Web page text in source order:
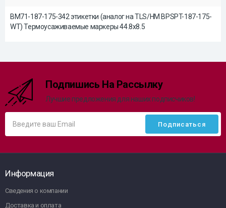
BM71-187-175-342 этикетки (аналог на TLS/HM BPSPT-187-175-
WT) Термоусаживаемые маркеры 44.8х8.5
Подпишись На Рассылку
Лучшие предложения для наших подписчиков!
Информация
Сведения о компании
Доставка и оплата